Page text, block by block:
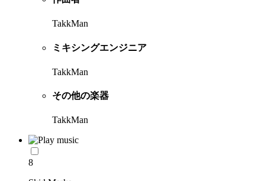
TakkMan
ミキシングエンジニア
TakkMan
その他の楽器
TakkMan
8